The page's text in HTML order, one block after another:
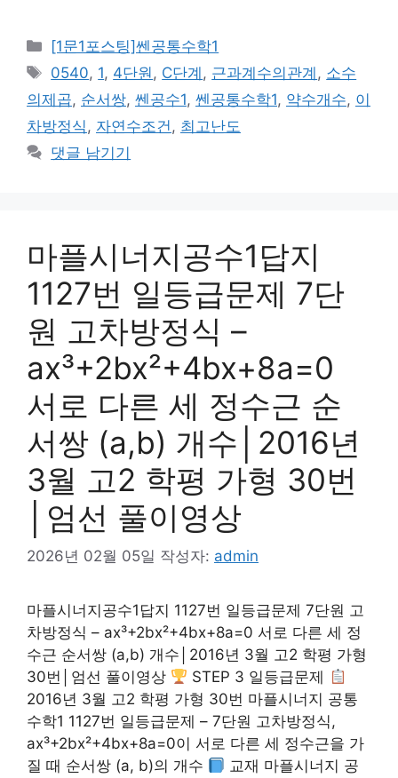
카
테
리
[1문1포스팅]쎈공통수학1
태
그
0540, 1, 4단원 , C단계 , 근과계수의관계 , 소수
의제곱, 순서쌍, 쎈공수1, 쎈공통수학1, 약수개수, 이
차방정식 , 자연수조건 , 최고난도
댓글 남기기
마플시너지공수1답지
1127번 일등급문제 7단
원 고차방정식 –
ax³+2bx²+4bx+8a=0
서로 다른 세 정수근 순
서쌍 (a,b) 개수│2016년
3월 고2 학평 가형 30번
│엄선 풀이영상
2026년 02월 05일 작성자: admin
마플시너지공수1답지 1127번 일등급문제 7단원 고
차방정식 – ax³+2bx²+4bx+8a=0 서로 다른 세 정
수근 순서쌍 (a,b) 개수│2016년 3월 고2 학평 가형
30번│엄선 풀이영상
STEP 3 일등급문제
2016년 3월 고2 학평 가형 30번 마플시너지 공통
수학1 1127번 일등급문제 – 7단원 고차방정식,
ax³+2bx²+4bx+8a=0이 서로 다른 세 정수근을 가
질 때 순서쌍 (a, b)의 개수
교재 마플시너지 공